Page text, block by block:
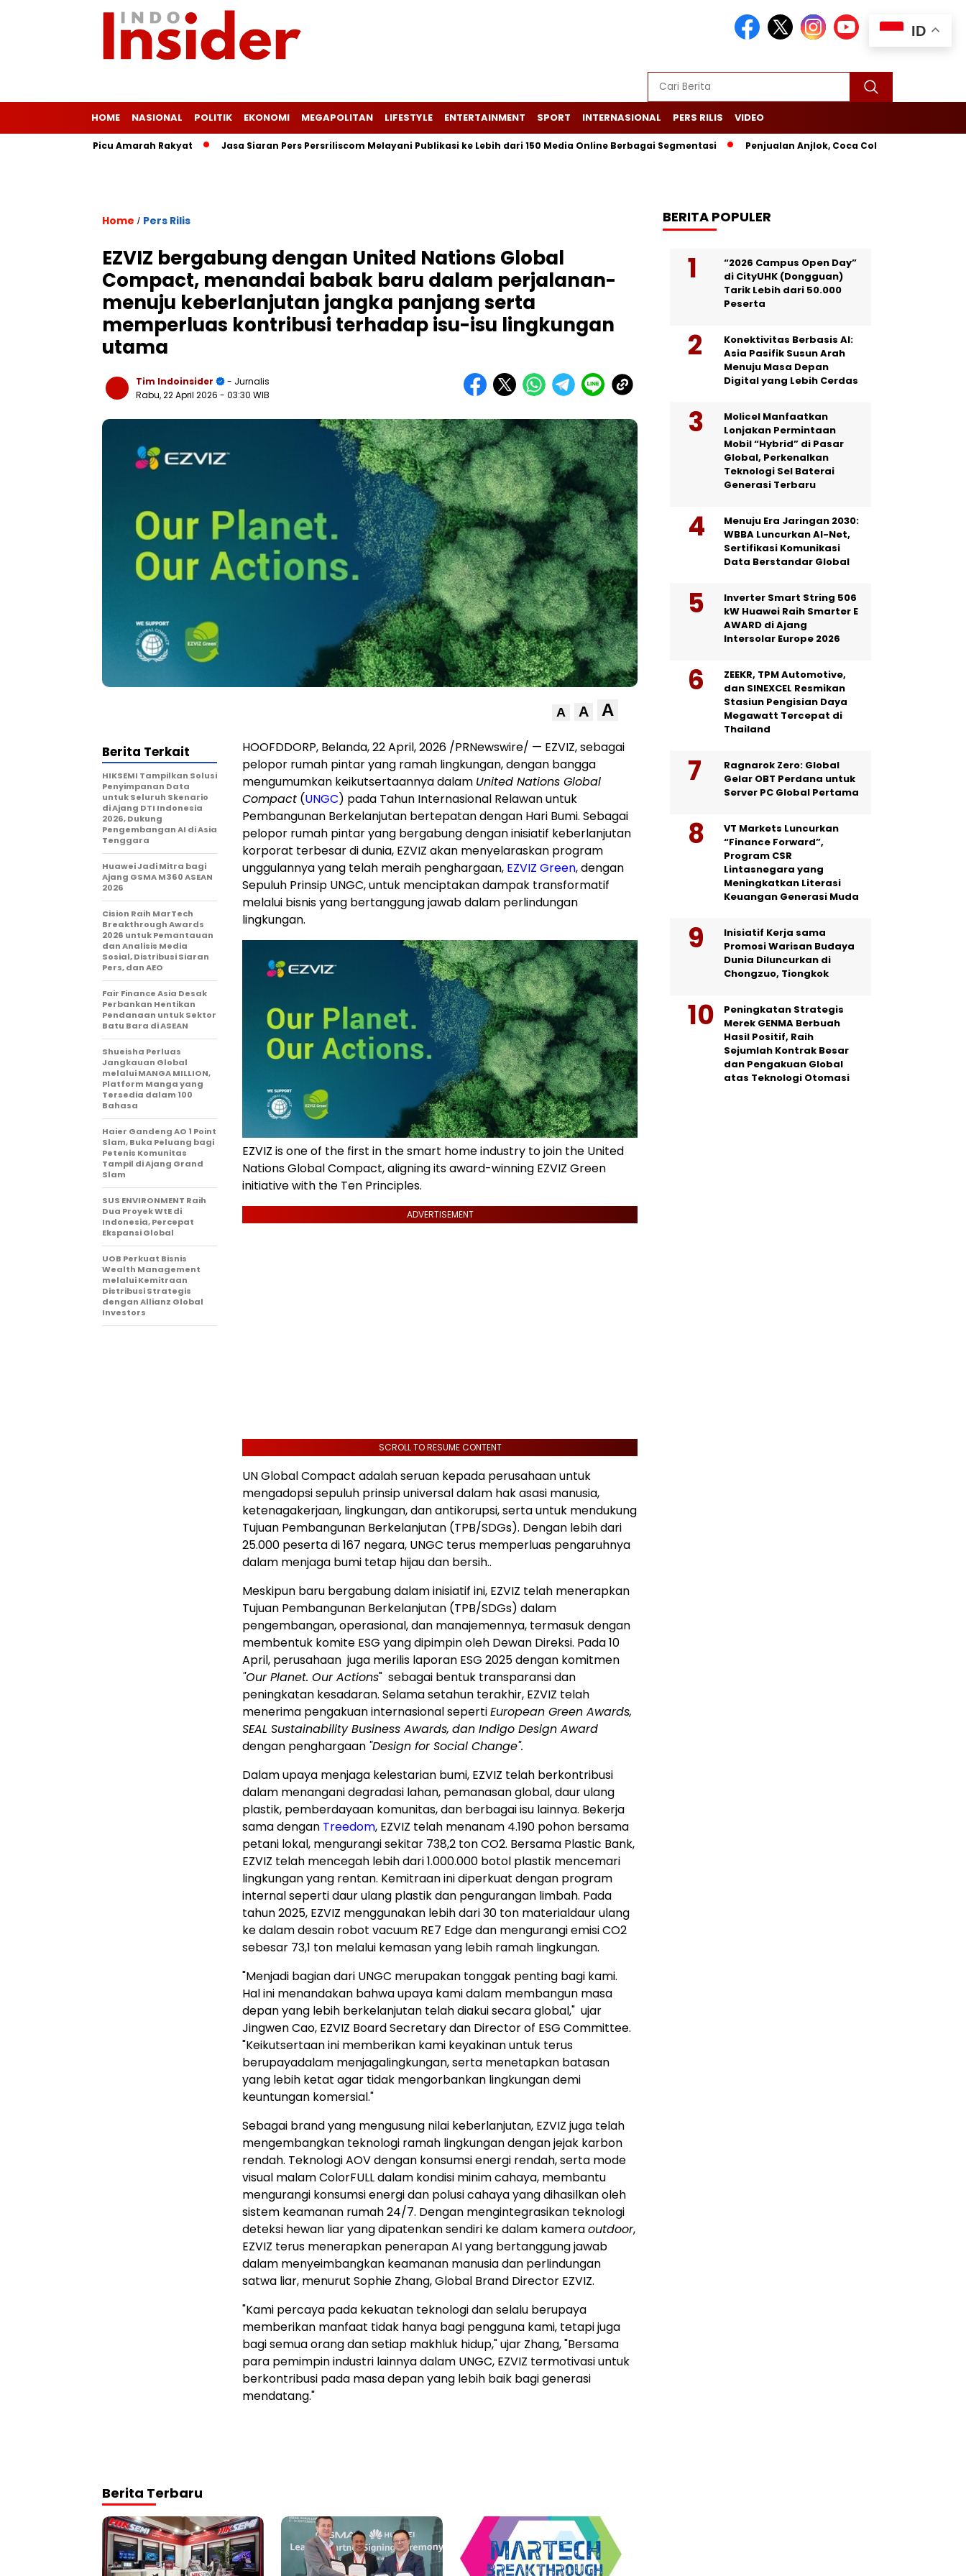
HOME NASIONAL POLITIK EKONOMI MEGAPOLITAN LIFESTYLE ENTERTAINMENT SPORT INTERNASIONAL PERS RILIS VIDEO
Ringan Picu Amarah Rakyat Jasa Siaran Pers Persriliscom Melayani Publikasi ke Lebih dari 150 Media Online Berbagai Segmentasi Penjualan Anjlok, Coca Cola Tutup Pabrik di Bali
Home / Pers Rilis
EZVIZ bergabung dengan United Nations Global
Compact, menandai babak baru dalam perjalanan-
menuju keberlanjutan jangka panjang serta
memperluas kontribusi terhadap isu-isu lingkungan
utama
Tim Indoinsider
- Jurnalis
Rabu, 22 April 2026 - 03:30 WIB
A A A
HOOFDDORP, Belanda, 22 April, 2026 /PRNewswire/ — EZVIZ, sebagai
pelopor rumah pintar yang ramah lingkungan, dengan bangga
mengumumkan keikutsertaannya dalam United Nations Global
Compact (UNGC) pada Tahun Internasional Relawan untuk
Pembangunan Berkelanjutan bertepatan dengan Hari Bumi. Sebagai
pelopor rumah pintar yang bergabung dengan inisiatif keberlanjutan
korporat terbesar di dunia, EZVIZ akan menyelaraskan program
unggulannya yang telah meraih penghargaan, EZVIZ Green, dengan
Sepuluh Prinsip UNGC, untuk menciptakan dampak transformatif
melalui bisnis yang bertanggung jawab dalam perlindungan
lingkungan.
EZVIZ is one of the first in the smart home industry to join the United
Nations Global Compact, aligning its award-winning EZVIZ Green
initiative with the Ten Principles.
ADVERTISEMENT
SCROLL TO RESUME CONTENT
UN Global Compact adalah seruan kepada perusahaan untuk
mengadopsi sepuluh prinsip universal dalam hak asasi manusia,
ketenagakerjaan, lingkungan, dan antikorupsi, serta untuk mendukung
Tujuan Pembangunan Berkelanjutan (TPB/SDGs). Dengan lebih dari
25.000 peserta di 167 negara, UNGC terus memperluas pengaruhnya
dalam menjaga bumi tetap hijau dan bersih..
Meskipun baru bergabung dalam inisiatif ini, EZVIZ telah menerapkan
Tujuan Pembangunan Berkelanjutan (TPB/SDGs) dalam
pengembangan, operasional, dan manajemennya, termasuk dengan
membentuk komite ESG yang dipimpin oleh Dewan Direksi. Pada 10
April, perusahaan juga merilis laporan ESG 2025 dengan komitmen
"Our Planet. Our Actions" sebagai bentuk transparansi dan
peningkatan kesadaran. Selama setahun terakhir, EZVIZ telah
menerima pengakuan internasional sepertiEuropean Green Awards,
SEAL Sustainability Business Awards, dan Indigo Design Award
dengan penghargaan "Design for Social Change".
Dalam upaya menjaga kelestarian bumi, EZVIZ telah berkontribusi
dalam menangani degradasi lahan, pemanasan global, daur ulang
plastik, pemberdayaan komunitas, dan berbagai isu lainnya. Bekerja
sama dengan Treedom, EZVIZ telah menanam 4.190 pohon bersama
petani lokal, mengurangi sekitar 738,2 ton CO2. Bersama Plastic Bank,
EZVIZ telah mencegah lebih dari 1.000.000 botol plastik mencemari
lingkungan yang rentan. Kemitraan ini diperkuat dengan program
internal seperti daur ulang plastik dan pengurangan limbah. Pada
tahun 2025, EZVIZ menggunakan lebih dari 30 ton materialdaur ulang
ke dalam desain robot vacuum RE7 Edge dan mengurangi emisi CO2
sebesar 73,1 ton melalui kemasan yang lebih ramah lingkungan.
"Menjadi bagian dari UNGC merupakan tonggak penting bagi kami.
Hal ini menandakan bahwa upaya kami dalam membangun masa
depan yang lebih berkelanjutan telah diakui secara global," ujar
Jingwen Cao, EZVIZ Board Secretary dan Director of ESG Committee.
"Keikutsertaan ini memberikan kami keyakinan untuk terus
berupayadalam menjagalingkungan, serta menetapkan batasan
yang lebih ketat agar tidak mengorbankan lingkungan demi
keuntungan komersial."
Sebagai brand yang mengusung nilai keberlanjutan, EZVIZ juga telah
mengembangkan teknologi ramah lingkungan dengan jejak karbon
rendah. Teknologi AOV dengan konsumsi energi rendah, serta mode
visual malam ColorFULL dalam kondisi minim cahaya, membantu
mengurangi konsumsi energi dan polusi cahaya yang dihasilkan oleh
sistem keamanan rumah 24/7. Dengan mengintegrasikan teknologi
deteksi hewan liar yang dipatenkan sendiri ke dalam kameraoutdoor,
EZVIZ terus menerapkan penerapan AI yang bertanggung jawab
dalam menyeimbangkan keamanan manusia dan perlindungan
satwa liar, menurut Sophie Zhang, Global Brand Director EZVIZ.
"Kami percaya pada kekuatan teknologi dan selalu berupaya
memberikan manfaat tidak hanya bagi pengguna kami, tetapi juga
bagi semua orang dan setiap makhluk hidup," ujar Zhang, "Bersama
para pemimpin industri lainnya dalam UNGC, EZVIZ termotivasi untuk
berkontribusi pada masa depan yang lebih baik bagi generasi
mendatang."
Berita Terkait
HIKSEMI Tampilkan Solusi
Penyimpanan Data
untuk Seluruh Skenario
di Ajang DTI Indonesia
2026, Dukung
Pengembangan AI di Asia
Tenggara
Huawei Jadi Mitra bagi
Ajang GSMA M360 ASEAN
2026
Cision Raih MarTech
Breakthrough Awards
2026 untuk Pemantauan
dan Analisis Media
Sosial, Distribusi Siaran
Pers, dan AEO
Fair Finance Asia Desak
Perbankan Hentikan
Pendanaan untuk Sektor
Batu Bara di ASEAN
Shueisha Perluas
Jangkauan Global
melalui MANGA MILLION,
Platform Manga yang
Tersedia dalam 100
Bahasa
Haier Gandeng AO 1 Point
Slam, Buka Peluang bagi
Petenis Komunitas
Tampil di Ajang Grand
Slam
SUS ENVIRONMENT Raih
Dua Proyek WtE di
Indonesia, Percepat
Ekspansi Global
UOB Perkuat Bisnis
Wealth Management
melalui Kemitraan
Distribusi Strategis
dengan Allianz Global
Investors
Berita Terbaru
BERITA POPULER
“2026 Campus Open Day”
di CityUHK (Dongguan)
Tarik Lebih dari 50.000
Peserta
Konektivitas Berbasis AI:
Asia Pasifik Susun Arah
Menuju Masa Depan
Digital yang Lebih Cerdas
Molicel Manfaatkan
Lonjakan Permintaan
Mobil “Hybrid” di Pasar
Global, Perkenalkan
Teknologi Sel Baterai
Generasi Terbaru
Menuju Era Jaringan 2030:
WBBA Luncurkan AI-Net,
Sertifikasi Komunikasi
Data Berstandar Global
Inverter Smart String 506
kW Huawei Raih Smarter E
AWARD di Ajang
Intersolar Europe 2026
ZEEKR, TPM Automotive,
dan SINEXCEL Resmikan
Stasiun Pengisian Daya
Megawatt Tercepat di
Thailand
Ragnarok Zero: Global
Gelar OBT Perdana untuk
Server PC Global Pertama
VT Markets Luncurkan
“Finance Forward”,
Program CSR
Lintasnegara yang
Meningkatkan Literasi
Keuangan Generasi Muda
Inisiatif Kerja sama
Promosi Warisan Budaya
Dunia Diluncurkan di
Chongzuo, Tiongkok
Peningkatan Strategis
Merek GENMA Berbuah
Hasil Positif, Raih
Sejumlah Kontrak Besar
dan Pengakuan Global
atas Teknologi Otomasi
ID